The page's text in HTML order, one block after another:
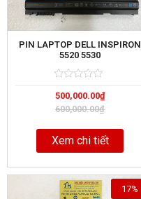
PIN LAPTOP DELL INSPIRON
5520 5530
0
out
of
600,000.00₫
500,000.00₫
Xem chi tiết
17%